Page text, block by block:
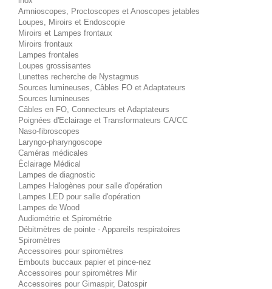
Amnioscopes, Proctoscopes et Anoscopes jetables
Loupes, Miroirs et Endoscopie
Miroirs et Lampes frontaux
Miroirs frontaux
Lampes frontales
Loupes grossisantes
Lunettes recherche de Nystagmus
Sources lumineuses, Câbles FO et Adaptateurs
Sources lumineuses
Câbles en FO, Connecteurs et Adaptateurs
Poignées d'Eclairage et Transformateurs CA/CC
Naso-fibroscopes
Laryngo-pharyngoscope
Caméras médicales
Éclairage Médical
Lampes de diagnostic
Lampes Halogènes pour salle d'opération
Lampes LED pour salle d'opération
Lampes de Wood
Audiométrie et Spirométrie
Débitmètres de pointe - Appareils respiratoires
Spiromètres
Accessoires pour spiromètres
Embouts buccaux papier et pince-nez
Accessoires pour spiromètres Mir
Accessoires pour Gimaspir, Datospir